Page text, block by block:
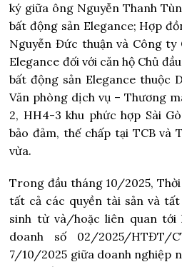
ký giữa ông Nguyễn Thanh
bất động sản Elegance; Hợp
Nguyễn Đức thuận và Công ty
Elegance đối với căn hộ Chủ
bất động sản Elegance thuộc
Văn phòng dịch vụ – Thương
2, HH4-3 khu phức hợp Sài
bảo đảm, thế chấp tại TCB và
vừa.
Trong đầu tháng 10/2025,
tất cả các quyền tài sản và
sinh từ và/hoặc liên quan tới
doanh số 02/2025/HTĐT/
7/10/2025 giữa doanh nghiệp